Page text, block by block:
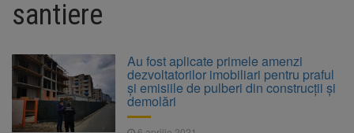
Star
Nivelul Dunării a început să crească
8 august 2026
Asociația Română pentru
Iluminat cere reducerea luminii pe timpul
nopții, nu oprirea iluminatului public
7 august 2026
Trafic blocat pe DN1E Brașov
santiere
Au fost aplicate primele amenzi
dezvoltatorilor imobiliari pentru praful
și emisiile de pulberi din construcții și
demolări